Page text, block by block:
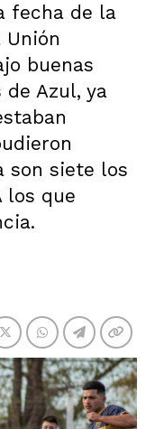
fecha de la
buenas
Azul, ya
son siete los
los que